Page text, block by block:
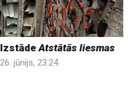
IzstādeAtstātās liesmas
26. jūnijs, 23:24